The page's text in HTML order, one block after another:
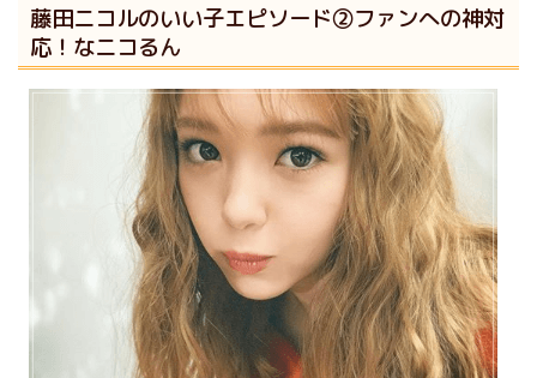
藤田ニコルのいい子エピソード②ファンへの神対
応！なニコるん